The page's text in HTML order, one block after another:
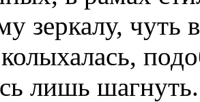
зеркалу, чуть
лишь